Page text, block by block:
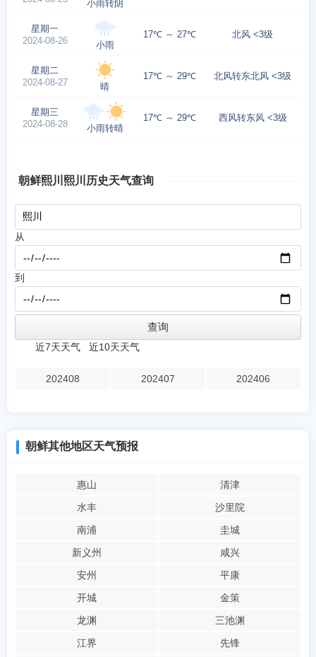
小雨转阴
星期一
2024-08-26
小雨
17℃ ～ 27℃ 北风 <3级
星期二
2024-08-27
晴
17℃ ～ 29℃ 北风转东北风 <3级
星期三
2024-08-28
小雨转晴
17℃ ～ 29℃ 西风转东风 <3级
朝鲜熙川熙川历史天气查询
从
到
近7天天气 近10天天气
202408 202407 202406
朝鲜其他地区天气预报
惠山
清津
水丰
沙里院
南浦
圭城
新义州
咸兴
安州
平康
开城
金策
龙渊
三池渊
江界
先锋